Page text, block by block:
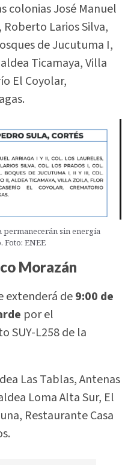
colonias José Manuel
Roberto Larios Silva,
de Jucutuma I,
Ticamaya, Villa
El Coyolar,
permanecerán sin energía
ENEE
Morazán
extenderá de9:00 de
por el
SUY-L258 de la
Las Tablas, Antenas
Loma Alta Sur, El
Restaurante Casa